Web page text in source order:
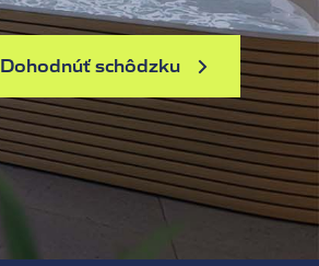
Dohodnúť schôdzku